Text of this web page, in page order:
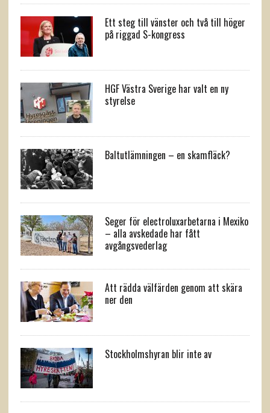
Ett steg till vänster och två till höger
på riggad S-kongress
HGF Västra Sverige har valt en ny
styrelse
Baltutlämningen – en skamfläck?
Seger för electroluxarbetarna i Mexiko
– alla avskedade har fått
avgångsvederlag
Att rädda välfärden genom att skära
ner den
Stockholmshyran blir inte av